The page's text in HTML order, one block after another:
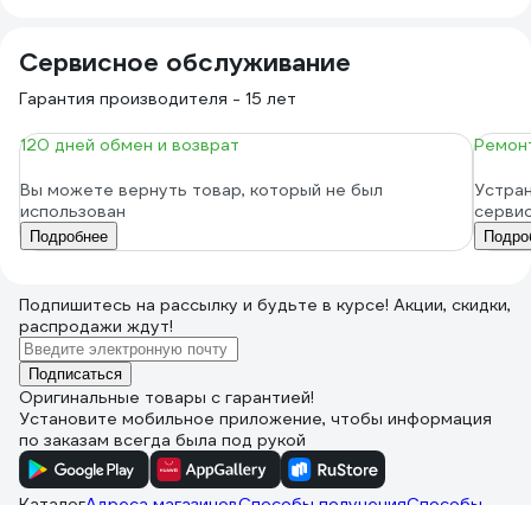
Сервисное обслуживание
Гарантия производителя - 15 лет
120 дней обмен и возврат
Вы можете вернуть товар, который не был
использован
Подробнее
Подпишитесь на рассылку и будьте в курсе! Акции, скидки,
распродажи ждут!
Подписаться
Оригинальные товары с гарантией!
Установите мобильное приложение, чтобы информация
по заказам всегда была под рукой